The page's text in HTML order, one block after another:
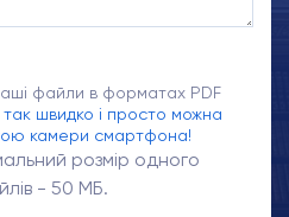
файли в форматах PDF
так швидко і просто можна
камери смартфона!
розмір одного
- 50 МБ.